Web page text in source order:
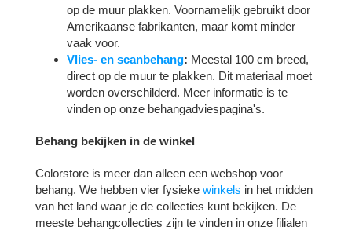
op de muur plakken. Voornamelijk gebruikt door
Amerikaanse fabrikanten, maar komt minder
vaak voor.
Vlies- en scanbehang: Meestal 100 cm breed,
direct op de muur te plakken. Dit materiaal moet
worden overschilderd. Meer informatie is te
vinden op onze behangadviespagina's.
Behang bekijken in de winkel
Colorstore is meer dan alleen een webshop voor
behang. We hebben vier fysieke winkels in het midden
van het land waar je de collecties kunt bekijken. De
meeste behangcollecties zijn te vinden in onze filialen